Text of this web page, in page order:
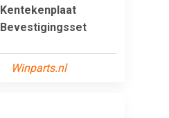
Kentekenplaat
Bevestigingsset
Winparts.nl